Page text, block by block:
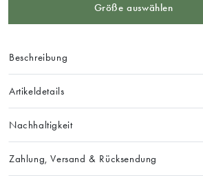
Größe auswählen
Beschreibung
Artikeldetails
Nachhaltigkeit
Zahlung, Versand & Rücksendung